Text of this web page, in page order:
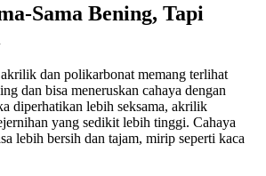
Sama Bening, Tapi
dan polikarbonat memang terlihat
dan bisa meneruskan cahaya dengan
diperhatikan lebih seksama, akrilik
yang sedikit lebih tinggi. Cahaya
lebih bersih dan tajam, mirip seperti kaca